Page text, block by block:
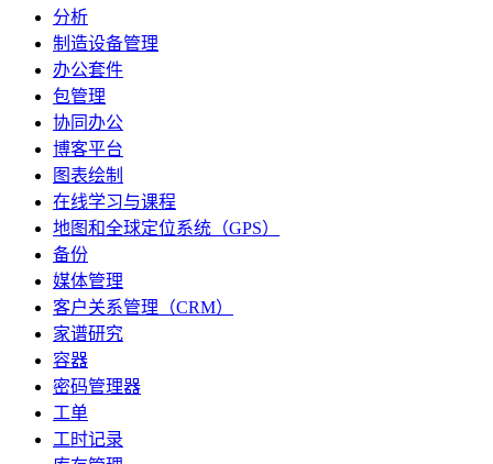
分析
制造设备管理
办公套件
包管理
协同办公
博客平台
图表绘制
在线学习与课程
地图和全球定位系统（GPS）
备份
媒体管理
客户关系管理（CRM）
家谱研究
容器
密码管理器
工单
工时记录